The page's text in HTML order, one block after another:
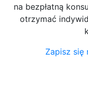
na bezpłatną
otrzymać
Zapisz się